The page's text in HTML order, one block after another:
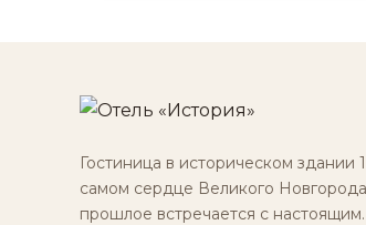
Гостиница в историческом здании
самом сердце Великого
прошлое встречается с настоящим.